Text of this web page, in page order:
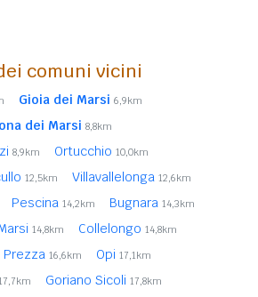
comuni vicini
Gioia dei Marsi 6,9km
dei Marsi 8,8km
8,9km Ortucchio 10,0km
12,5km Villavallelonga 12,6km
Pescina 14,2km Bugnara 14,3km
14,8km Collelongo 14,8km
Prezza 16,6km Opi 17,1km
Goriano Sicoli 17,8km